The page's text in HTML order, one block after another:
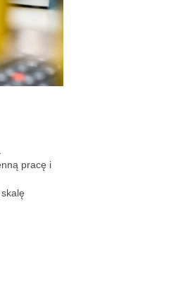
pracę i